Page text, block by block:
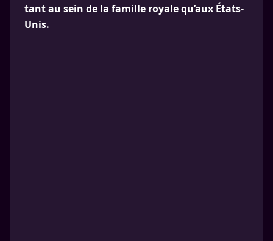
tant au sein de la famille royale qu’aux États-
Unis.